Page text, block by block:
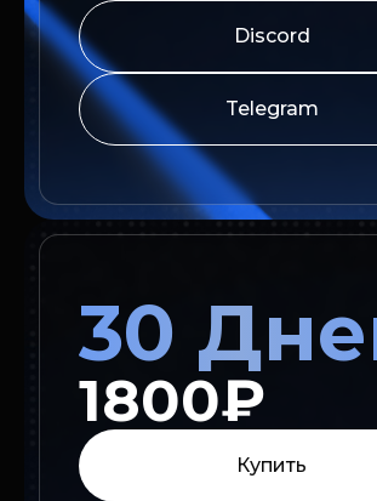
Discord
Telegram
30
1800₽
Купить